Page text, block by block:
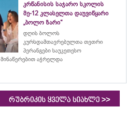
კრწანისის საჯარო სკოლის
მე-12 კლასელთა დაუვიწყარი
„ბოლო ზარი“
დღის ბოლოს
კურსდამთავრებულთა თეთრი
პერანგები საუკეთესო
მინაწერებით აჭრელდა
რუბრიკის ყველა სიახლე >>